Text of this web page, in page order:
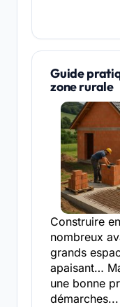
Guide
zone rurale
Construire
nombreux
grands
apaisant…
une bonne
démarches...